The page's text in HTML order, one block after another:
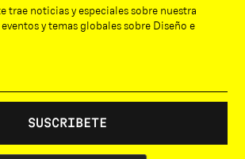
trae noticias y especiales sobre nuestra
y temas globales sobre Diseño e